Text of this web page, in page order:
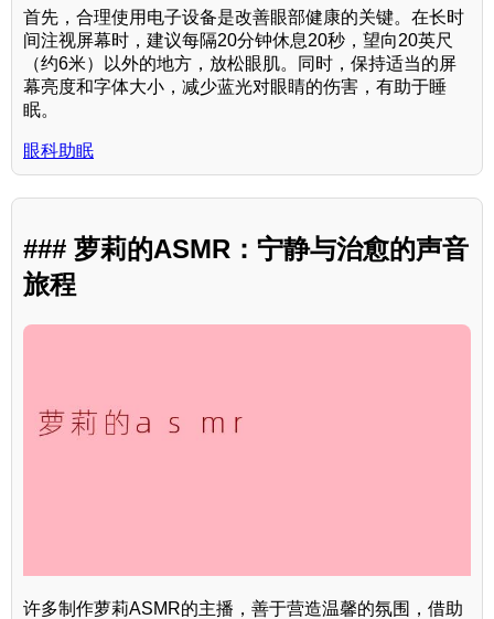
首先，合理使用电子设备是改善眼部健康的关键。在长时
间注视屏幕时，建议每隔20分钟休息20秒，望向20英尺
（约6米）以外的地方，放松眼肌。同时，保持适当的屏
幕亮度和字体大小，减少蓝光对眼睛的伤害，有助于睡
眠。
眼科助眠
### 萝莉的ASMR：宁静与治愈的声音
旅程
许多制作萝莉ASMR的主播，善于营造温馨的氛围，借助